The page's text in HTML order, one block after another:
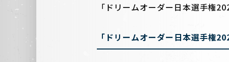
「ドリームオーダー日本選手権
「ドリームオーダー日本選手権